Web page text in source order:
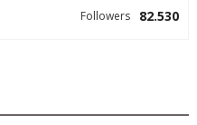
82.530
Followers